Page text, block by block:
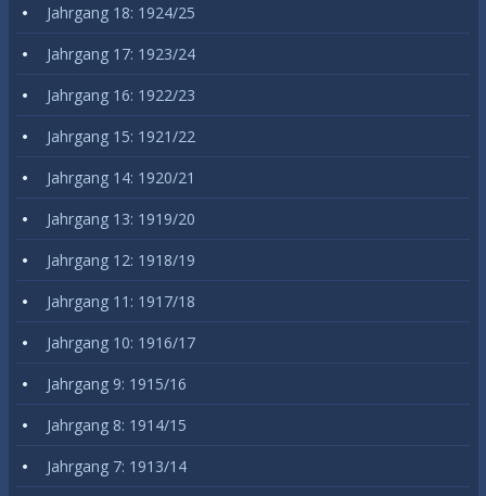
Jahrgang 18: 1924/25
Jahrgang 17: 1923/24
Jahrgang 16: 1922/23
Jahrgang 15: 1921/22
Jahrgang 14: 1920/21
Jahrgang 13: 1919/20
Jahrgang 12: 1918/19
Jahrgang 11: 1917/18
Jahrgang 10: 1916/17
Jahrgang 9: 1915/16
Jahrgang 8: 1914/15
Jahrgang 7: 1913/14